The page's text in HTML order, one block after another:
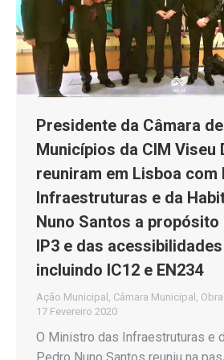
Presidente da Câmara
Municípios da CIM Viseu
reuniram em Lisboa
Infraestruturas e da
Nuno Santos a
IP3 e das
incluindo IC12 e EN234
Ação Municipal , Câmara Municipal ,
17 Fevereiro 2020
O Ministro das Infraestruturas e